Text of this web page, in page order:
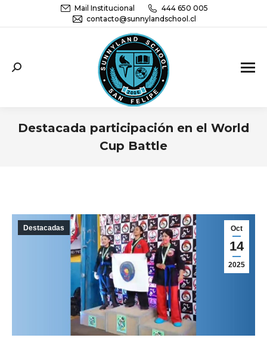
Mail Institucional
444 650 005
contacto@sunnylandschool.cl
Sunnyland School San Felipe | Educación
Parvularia, básica y media
Destacada participación en el World
Cup Battle
Oct
14
2025
Destacadas